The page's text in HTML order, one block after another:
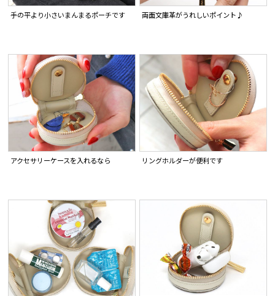
手の平より小さいまんまるポーチです 両面文庫革がうれしいポイント♪
アクセサリーケースを入れるなら リングホルダーが便利です